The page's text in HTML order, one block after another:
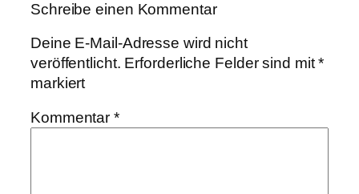
Schreibe einen Kommentar
Deine E-Mail-Adresse wird nicht
veröffentlicht. Erforderliche Felder sind mit*
markiert
Kommentar*